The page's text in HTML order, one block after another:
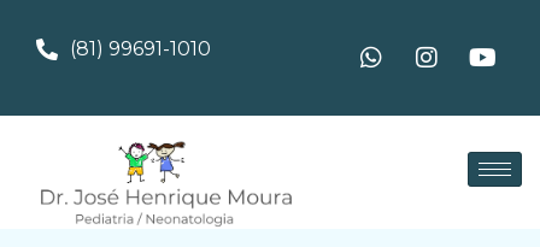
(81) 99691-1010